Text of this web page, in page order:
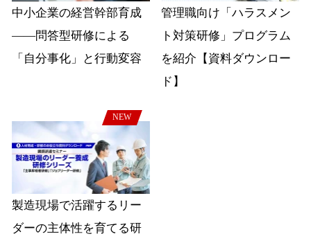
中小企業の経営幹部育成
――問答型研修による
「自分事化」と行動変容
管理職向け「ハラスメン
ト対策研修」プログラム
を紹介【資料ダウンロー
ド】
NEW
製造現場で活躍するリー
ダーの主体性を育てる研